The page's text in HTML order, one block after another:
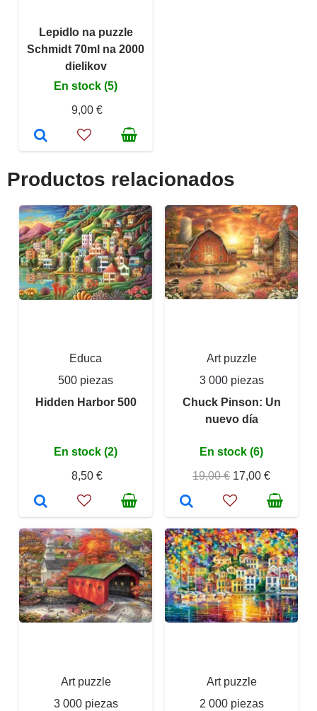
Lepidlo na puzzle
Schmidt 70ml na 2000
dielikov
En stock (5)
9,00 €
Productos relacionados
Educa
500 piezas
Hidden Harbor 500
En stock (2)
8,50 €
Art puzzle
3 000 piezas
Chuck Pinson: Un
nuevo día
En stock (6)
19,00 € 17,00 €
Art puzzle
3 000 piezas
Art puzzle
2 000 piezas